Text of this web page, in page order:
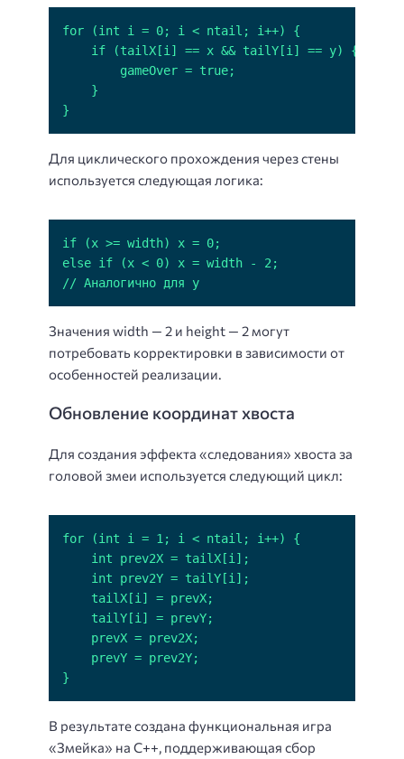
}
Для циклического прохождения через стены
используется следующая логика:
// Аналогично для y
Значения width — 2 и height — 2 могут
потребовать корректировки в зависимости от
особенностей реализации.
Обновление координат хвоста
Для создания эффекта «следования» хвоста за
головой змеи используется следующий цикл:
}
В результате создана функциональная игра
«Змейка» на C++, поддерживающая сбор